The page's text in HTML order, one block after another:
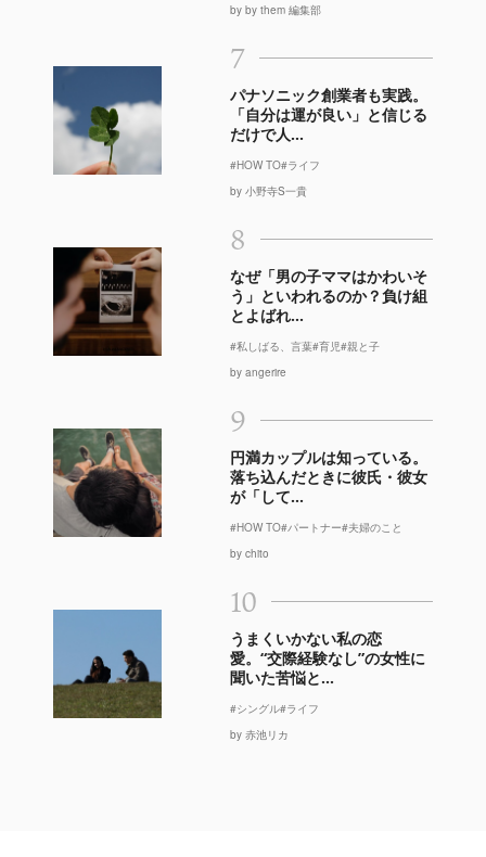
by by them 編集部
7
パナソニック創業者も実践。
「自分は運が良い」と信じる
だけで人...
#HOW TO#ライフ
by 小野寺S一貴
8
なぜ「男の子ママはかわいそ
う」といわれるのか？負け組
とよばれ...
#私しばる、言葉#育児#親と子
by angerire
9
円満カップルは知っている。
落ち込んだときに彼氏・彼女
が「して...
#HOW TO#パートナー#夫婦のこと
by chito
10
うまくいかない私の恋
愛。“交際経験なし”の女性に
聞いた苦悩と...
#シングル#ライフ
by 赤池リカ